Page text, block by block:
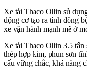
Xe tải Thaco Ollin sử
động cơ tạo ra tính đồng
xe vận hành mạnh mẽ ở
Xe tải Thaco Ollin 3.5 tấn
thép hợp kim, phun sơn
cấu vững chắc, khả năng